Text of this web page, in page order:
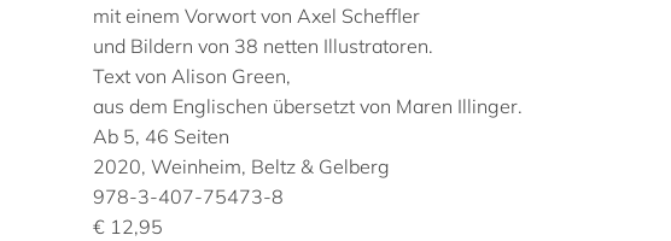
mit einem Vorwort von Axel Scheffler
und Bildern von 38 netten Illustratoren.
Text von Alison Green,
aus dem Englischen übersetzt von Maren Illinger.
Ab 5, 46 Seiten
2020, Weinheim, Beltz & Gelberg
978-3-407-75473-8
€ 12,95